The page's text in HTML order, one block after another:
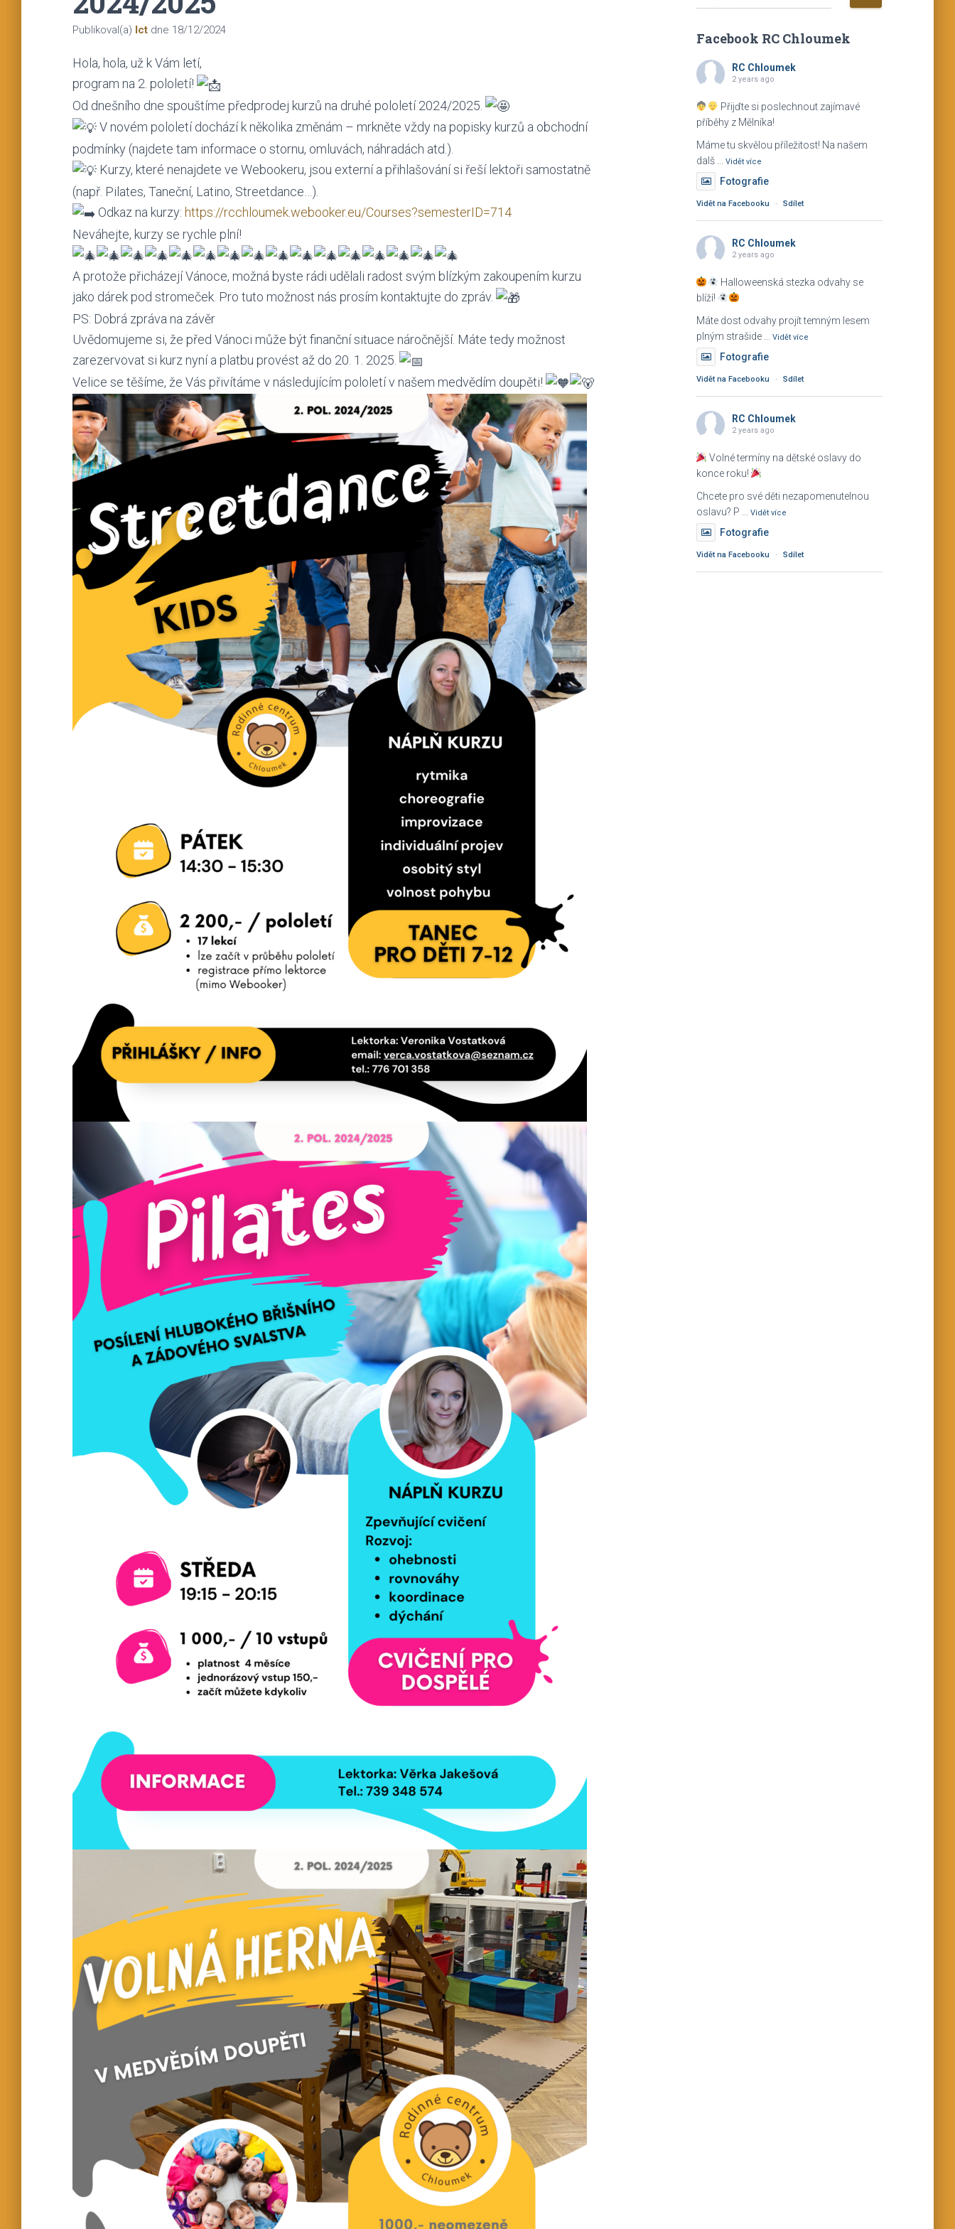
Publikoval(a) Ict dne 18/12/2024
Hola, hola, už k Vám letí,
program na 2. pololetí!
Od dnešního dne spouštíme předprodej kurzů na druhé pololetí 2024/2025.
V novém pololetí dochází k několika změnám – mrkněte vždy na popisky kurzů a obchodní
podmínky (najdete tam informace o stornu, omluvách, náhradách atd.).
Kurzy, které nenajdete ve Webookeru, jsou externí a přihlašování si řeší lektoři samostatně
(např. Pilates, Taneční, Latino, Streetdance…).
Odkaz na kurzy: https://rcchloumek.webooker.eu/Courses?semesterID=714
Neváhejte, kurzy se rychle plní!
A protože přicházejí Vánoce, možná byste rádi udělali radost svým blízkým zakoupením kurzu
jako dárek pod stromeček. Pro tuto možnost nás prosím kontaktujte do zpráv.
PS: Dobrá zpráva na závěr
Uvědomujeme si, že před Vánoci může být finanční situace náročnější. Máte tedy možnost
zarezervovat si kurz nyní a platbu provést až do 20. 1. 2025.
Velice se těšíme, že Vás přivítáme v následujícím pololetí v našem medvědím doupěti!
y
l
d
á
v
n
í
Facebook RC Chloumek
RC Chloumek
2 years ago
Přijďte si poslechnout zajímavé
příběhy z Mělníka!
Máme tu skvělou příležitost! Na našem
dalš
Vidět více
Fotografie
Vidět na Facebooku · Sdílet
RC Chloumek
2 years ago
Halloweenská stezka odvahy se
blíží!
Máte dost odvahy projít temným lesem
plným strašide
Vidět více
Fotografie
Vidět na Facebooku · Sdílet
RC Chloumek
2 years ago
Volné termíny na dětské oslavy do
konce roku!
Chcete pro své děti nezapomenutelnou
oslavu? P
Vidět více
Fotografie
Vidět na Facebooku · Sdílet